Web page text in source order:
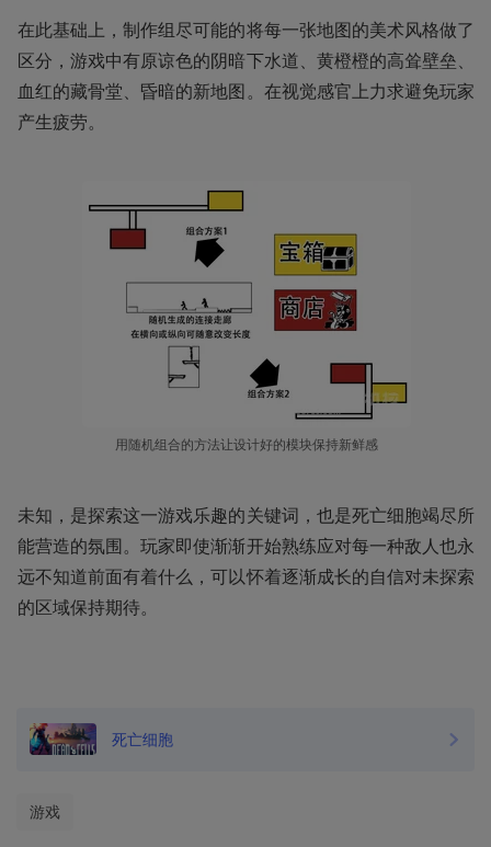
在此基础上，制作组尽可能的将每一张地图的美术风格做了
区分，游戏中有原谅色的阴暗下水道、黄橙橙的高耸壁垒、
血红的藏骨堂、昏暗的新地图。在视觉感官上力求避免玩家
产生疲劳。
用随机组合的方法让设计好的模块保持新鲜感
未知，是探索这一游戏乐趣的关键词，也是死亡细胞竭尽所
能营造的氛围。玩家即使渐渐开始熟练应对每一种敌人也永
远不知道前面有着什么，可以怀着逐渐成长的自信对未探索
的区域保持期待。
死亡细胞
游戏